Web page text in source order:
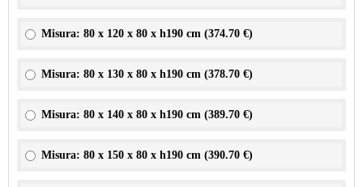
Misura: 80 x 120 x 80 x h190 cm (374.70 €)
Misura: 80 x 130 x 80 x h190 cm (378.70 €)
Misura: 80 x 140 x 80 x h190 cm (389.70 €)
Misura: 80 x 150 x 80 x h190 cm (390.70 €)